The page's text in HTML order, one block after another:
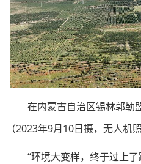
在内蒙古自治区锡林郭勒
（2023年9月10日摄，无人机
“环境大变样，终于过上